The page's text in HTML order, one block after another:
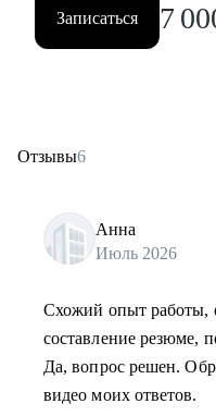
Записаться 7
Отзывы6
Анна
Июль 2026
Схожий опыт работы,
составление резюме,
Да, вопрос решен.
видео моих ответов.